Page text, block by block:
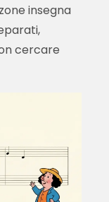
insegna
cercare